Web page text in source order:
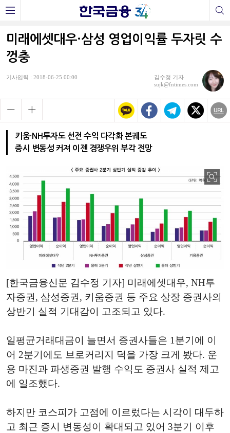
미래에셋대우·삼성 영업이익률 두자릿 수
껑충
기사입력 : 2018-06-25 00:00
김수정 기자
sujk@fntimes.com
키움·NH투자도 선전 수익 다각화 본궤도
증시 변동성 커져 이젠 경쟁우위 부각 전망
[한국금융신문 김수정 기자] 미래에셋대우, NH투
자증권, 삼성증권, 키움증권 등 주요 상장 증권사의
상반기 실적 기대감이 고조되고 있다.
일평균거래대금이 늘면서 증권사들은 1분기에 이
어 2분기에도 브로커리지 덕을 가장 크게 봤다. 운
용 마진과 파생증권 발행 수익도 증권사 실적 제고
에 일조했다.
하지만 코스피가 고점에 이르렀다는 시각이 대두하
고 최근 증시 변동성이 확대되고 있어 3분기 이후